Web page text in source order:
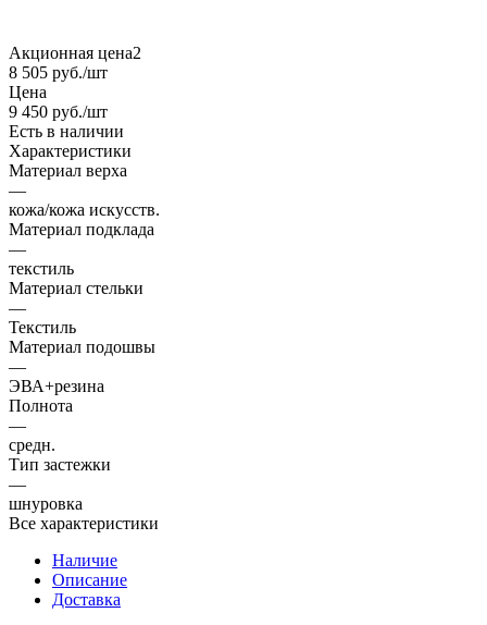
Акционная цена2
8 505 руб./шт
Цена
9 450 руб./шт
Есть в наличии
Характеристики
Материал верха
—
кожа/кожа искусств.
Материал подклада
—
текстиль
Материал стельки
—
Текстиль
Материал подошвы
—
ЭВА+резина
Полнота
—
средн.
Тип застежки
—
шнуровка
Все характеристики
Наличие
Описание
Доставка